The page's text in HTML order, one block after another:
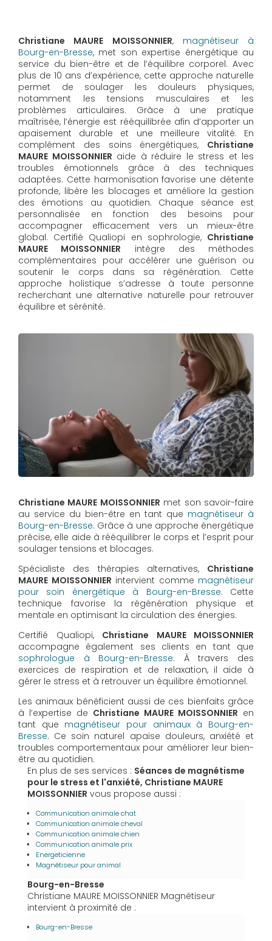
Christiane MAURE MOISSONNIER, magnétiseur à
Bourg-en-Bresse, met son expertise énergétique au
service du bien-être et de l’équilibre corporel. Avec
plus de 10 ans d’expérience, cette approche naturelle
permet de soulager les douleurs physiques,
notamment les tensions musculaires et les
problèmes articulaires. Grâce à une pratique
maîtrisée, l’énergie est rééquilibrée afin d’apporter un
apaisement durable et une meilleure vitalité. En
complément des soins énergétiques, Christiane
MAURE MOISSONNIER aide à réduire le stress et les
troubles émotionnels grâce à des techniques
adaptées. Cette harmonisation favorise une détente
profonde, libère les blocages et améliore la gestion
des émotions au quotidien. Chaque séance est
personnalisée en fonction des besoins pour
accompagner efficacement vers un mieux-être
global. Certifié Qualiopi en sophrologie, Christiane
MAURE MOISSONNIER intègre des méthodes
complémentaires pour accélérer une guérison ou
soutenir le corps dans sa régénération. Cette
approche holistique s’adresse à toute personne
recherchant une alternative naturelle pour retrouver
équilibre et sérénité.
Christiane MAURE MOISSONNIER met son savoir-faire
au service du bien-être en tant que magnétiseur à
Bourg-en-Bresse. Grâce à une approche énergétique
précise, elle aide à rééquilibrer le corps et l’esprit pour
soulager tensions et blocages.
Spécialiste des thérapies alternatives, Christiane
MAURE MOISSONNIER intervient comme magnétiseur
pour soin énergétique à Bourg-en-Bresse. Cette
technique favorise la régénération physique et
mentale en optimisant la circulation des énergies.
Certifié Qualiopi, Christiane MAURE MOISSONNIER
accompagne également ses clients en tant que
sophrologue à Bourg-en-Bresse. À travers des
exercices de respiration et de relaxation, il aide à
gérer le stress et à retrouver un équilibre émotionnel.
Les animaux bénéficient aussi de ces bienfaits grâce
à l’expertise de Christiane MAURE MOISSONNIER en
tant que magnétiseur pour animaux à Bourg-en-
Bresse. Ce soin naturel apaise douleurs, anxiété et
troubles comportementaux pour améliorer leur bien-
être au quotidien.
En plus de ses services : Séances de magnétisme
pour le stress et l'anxiété, Christiane MAURE
MOISSONNIER vous propose aussi :
Communication animale chat
Communication animale cheval
Communication animale chien
Communication animale prix
Energeticienne
Magnétiseur pour animal
Bourg-en-Bresse
Christiane MAURE MOISSONNIER Magnétiseur
intervient à proximité de :
Bourg-en-Bresse